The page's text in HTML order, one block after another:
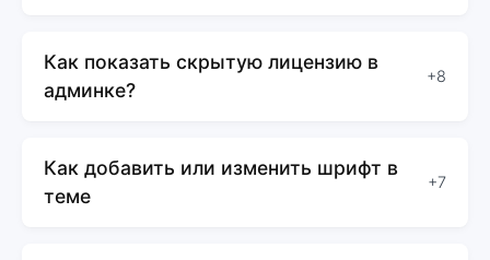
Как показать скрытую лицензию в
админке?
+8
Как добавить или изменить шрифт в
теме
+7